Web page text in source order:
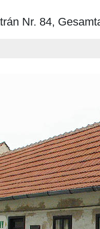
Nr. 84,